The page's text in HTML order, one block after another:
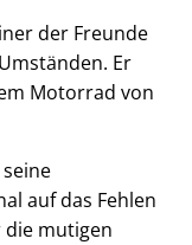
der Freunde
Er
Motorrad von
auf das Fehlen
mutigen